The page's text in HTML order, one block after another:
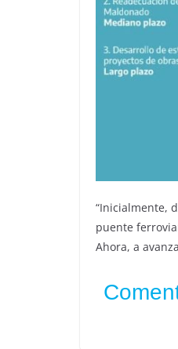
“Inicialmente,
puente
Ahora, a